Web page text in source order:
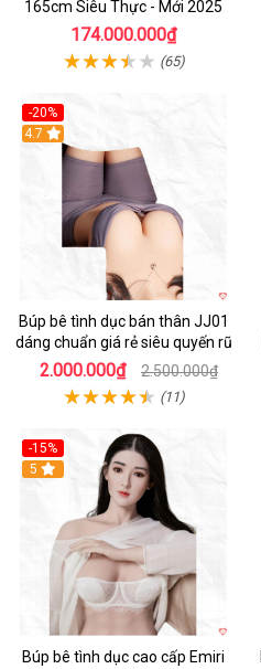
165cm Siêu Thực - Mới 2025
174.000.000₫
(65)
-20%
Hot
4.7
Búp bê tình dục bán thân JJ01
dáng chuẩn giá rẻ siêu quyến rũ
2.000.000₫ 2.500.000₫
(11)
-15%
5
Búp bê tình dục cao cấp Emiri